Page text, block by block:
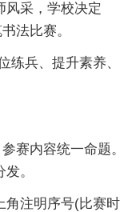
风采，学校决定
法比赛。
练兵、提升素养、
赛内容统一命题。
。
角注明序号(比赛时